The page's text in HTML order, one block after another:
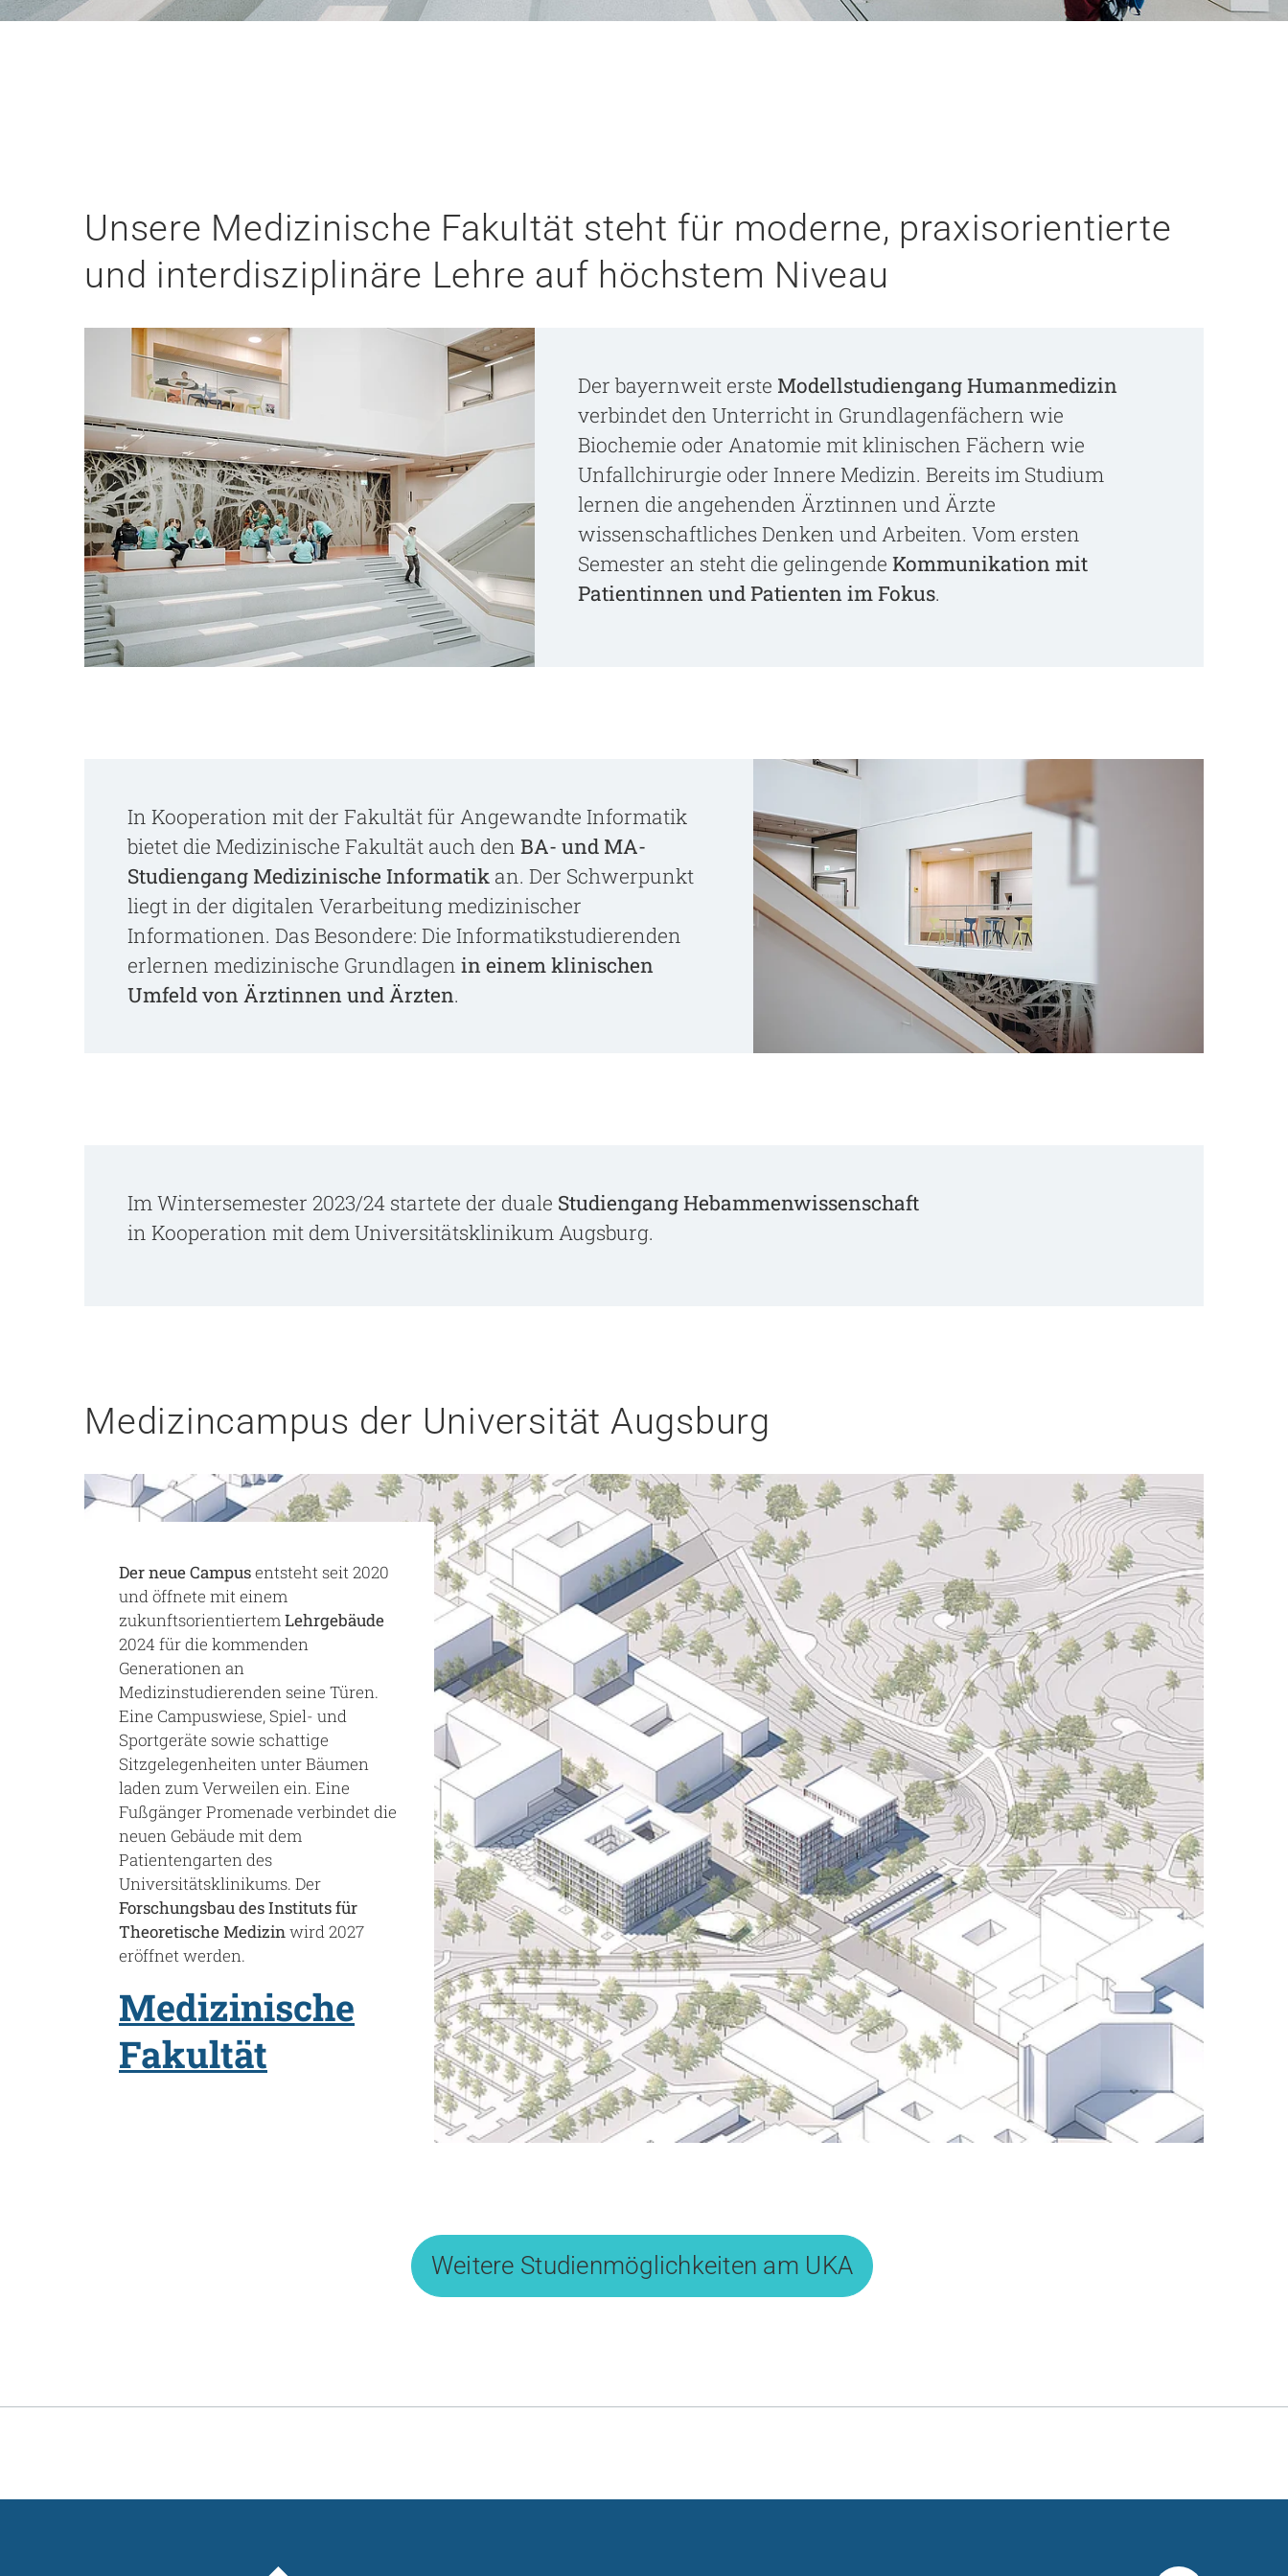
Unsere Medizinische Fakultät steht für moderne, praxisorientierte
und interdisziplinäre Lehre auf höchstem Niveau
Der bayernweit erste Modellstudiengang Humanmedizin
verbindet den Unterricht in Grundlagenfächern wie
Biochemie oder Anatomie mit klinischen Fächern wie
Unfallchirurgie oder Innere Medizin. Bereits im Studium
lernen die angehenden Ärztinnen und Ärzte
wissenschaftliches Denken und Arbeiten. Vom ersten
Semester an steht die gelingende Kommunikation mit
Patientinnen und Patienten im Fokus.
In Kooperation mit der Fakultät für Angewandte Informatik
bietet die Medizinische Fakultät auch den BA- und MA-
Studiengang Medizinische Informatik an. Der Schwerpunkt
liegt in der digitalen Verarbeitung medizinischer
Informationen. Das Besondere: Die Informatikstudierenden
erlernen medizinische Grundlagen in einem klinischen
Umfeld von Ärztinnen und Ärzten.
Im Wintersemester 2023/24 startete der duale Studiengang Hebammenwissenschaft
in Kooperation mit dem Universitätsklinikum Augsburg.
Medizincampus der Universität Augsburg
Der neue Campusentsteht seit 2020
und öffnete mit einem
zukunftsorientiertemLehrgebäude
2024 für die kommenden
Generationen an
Medizinstudierenden seine Türen.
Eine Campuswiese, Spiel- und
Sportgeräte sowie schattige
Sitzgelegenheiten unter Bäumen
laden zum Verweilen ein. Eine
Fußgänger Promenade verbindet die
neuen Gebäude mit dem
Patientengarten des
Universitätsklinikums. Der
Forschungsbau des Instituts für
Theoretische Medizinwird 2027
eröffnet werden.
Medizinische
Fakultät
Weitere Studienmöglichkeiten am UKA